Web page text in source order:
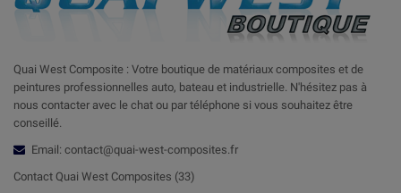
Quai West Composite : Votre boutique de matériaux composites et de
peintures professionnelles auto, bateau et industrielle. N'hésitez pas à
nous contacter avec le chat ou par téléphone si vous souhaitez être
conseillé.
Email: contact@quai-west-composites.fr
Contact Quai West Composites (33)